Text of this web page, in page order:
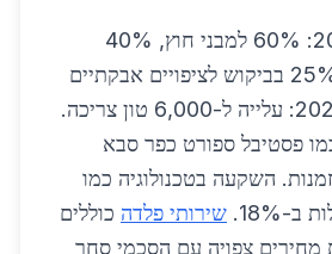
נתוני מכירות 2026: 60% למבני חוץ, 40%
מקורים. גידול ב-25% בביקוש לציפויים אבקתיים
עמידים. תחזית 2027: עלייה ל-6,000 טון צריכה.
פסטיבל ספורט כפר סבא
הזמנות. השקעה בטכנולוגיה כמו
שירותי פלדה כוללים
מחירים צפויה עם הסכמי סחר